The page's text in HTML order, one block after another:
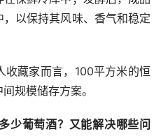
以保持其风味、香气和稳定
收藏家而言，100平方米的恒
规模储存方案。
少葡萄酒？又能解决哪些问